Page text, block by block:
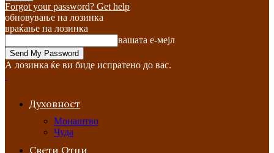
Forgot your password? Get help
обновување на лозинка
враќање на лозинка
вашата е-мејл
А лозинка ќе ви биде испратено до вас.
Духовност
Монаштво
Чуда
Свети Отци